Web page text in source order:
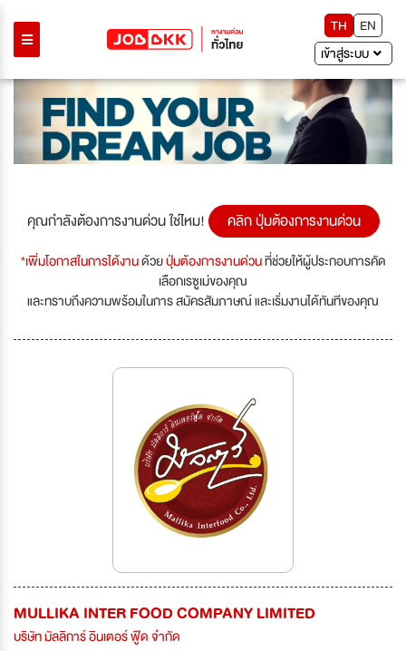
TH
EN
เข้าสู่ระบบ
คุณกำลังต้องการงานด่วน ใช่ไหม! คลิก ปุ่มต้องการงานด่วน
*เพิ่มโอกาสในการได้งานด้วยปุ่มต้องการงานด่วนที่ช่วยให้ผู้ประกอบการคัด
เลือกเรซูเม่ของคุณ
และทราบถึงความพร้อมในการ สมัครสัมภาษณ์ และเริ่มงานได้ทันทีของคุณ
MULLIKA INTER FOOD COMPANY LIMITED
บริษัท มัลลิการ์ อินเตอร์ ฟู๊ด จำกัด